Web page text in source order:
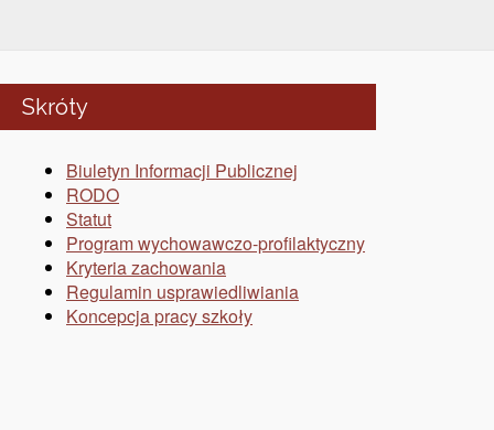
Skróty
Biuletyn Informacji Publicznej
RODO
Statut
Program wychowawczo-profilaktyczny
Kryteria zachowania
Regulamin usprawiedliwiania
Koncepcja pracy szkoły